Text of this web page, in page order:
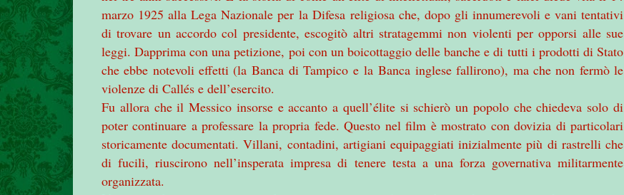
marzo 1925 alla Lega Nazionale per la Difesa religiosa che, dopo gli innumerevoli e vani tentativi
di trovare un accordo col presidente, escogitò altri stratagemmi non violenti per opporsi alle sue
leggi. Dapprima con una petizione, poi con un boicottaggio delle banche e di tutti i prodotti di Stato
che ebbe notevoli effetti (la Bancadi Tampico e la Bancainglese fallirono), ma che non fermò le
violenze di Callés e dell’esercito.
Fu allora che il Messico insorse e accanto a quell’élite si schierò un popolo che chiedeva solo di
poter continuare a professare la propria fede. Questo nel film è mostrato con dovizia di particolari
storicamente documentati. Villani, contadini, artigiani equipaggiati inizialmente più di rastrelli che
di fucili, riuscirono nell’insperata impresa di tenere testa a una forza governativa militarmente
organizzata.